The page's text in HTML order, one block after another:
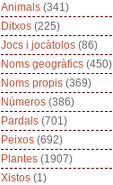
Animals (341)
Ditxos (225)
Jocs i jocàtolos (86)
Noms geogràfics (450)
Noms propis (369)
Números (386)
Pardals (701)
Peixos (692)
Plantes (1907)
Xistos (1)